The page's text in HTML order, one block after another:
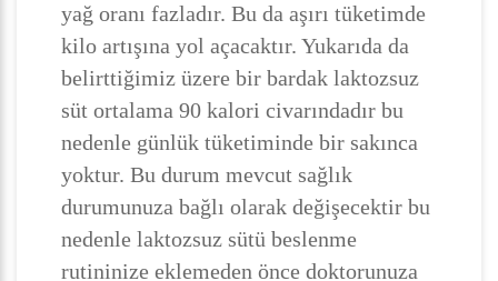
yağ oranı fazladır. Bu da aşırı tüketimde
kilo artışına yol açacaktır. Yukarıda da
belirttiğimiz üzere bir bardak laktozsuz
süt ortalama 90 kalori civarındadır bu
nedenle günlük tüketiminde bir sakınca
yoktur. Bu durum mevcut sağlık
durumunuza bağlı olarak değişecektir bu
nedenle laktozsuz sütü beslenme
rutininize eklemeden önce doktorunuza